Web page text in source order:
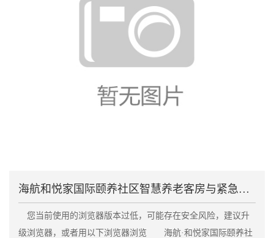
海航和悦家国际颐养社区智慧养老客房与紧急呼叫系统失
您当前使用的浏览器版本过低，可能存在安全风险，建议升
级浏览器，或者用以下浏览器浏览 海航·和悦家国际颐养社